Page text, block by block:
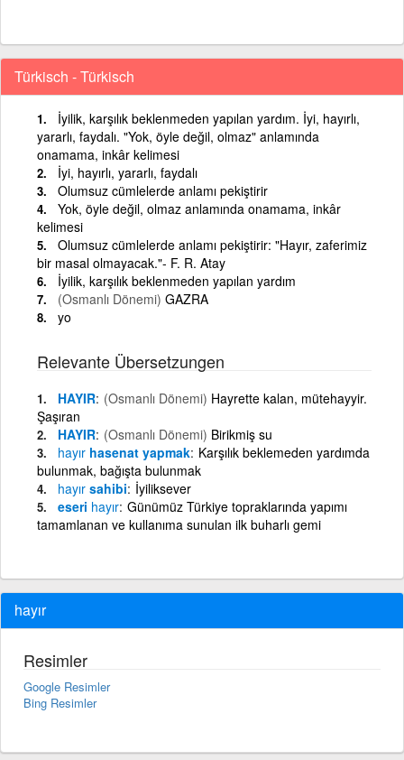
Türkisch - Türkisch
İyilik, karşılık beklenmeden yapılan yardım. İyi, hayırlı,
yararlı, faydalı. "Yok, öyle değil, olmaz" anlamında
onamama, inkâr kelimesi
İyi, hayırlı, yararlı, faydalı
Olumsuz cümlelerde anlamı pekiştirir
Yok, öyle değil, olmaz anlamında onamama, inkâr
kelimesi
Olumsuz cümlelerde anlamı pekiştirir: "Hayır, zaferimiz
bir masal olmayacak."- F. R. Atay
İyilik, karşılık beklenmeden yapılan yardım
(Osmanlı Dönemi) GAZRA
yo
Relevante Übersetzungen
HAYIR (Osmanlı Dönemi) Hayrette kalan, mütehayyir.
Şaşıran
HAYIR (Osmanlı Dönemi) Birikmiş su
hayır hasenat yapmak Karşılık beklemeden yardımda
bulunmak, bağışta bulunmak
hayır sahibi İyiliksever
eseri hayır Günümüz Türkiye topraklarında yapımı
tamamlanan ve kullanıma sunulan ilk buharlı gemi
hayır
Resimler
Google Resimler
Bing Resimler